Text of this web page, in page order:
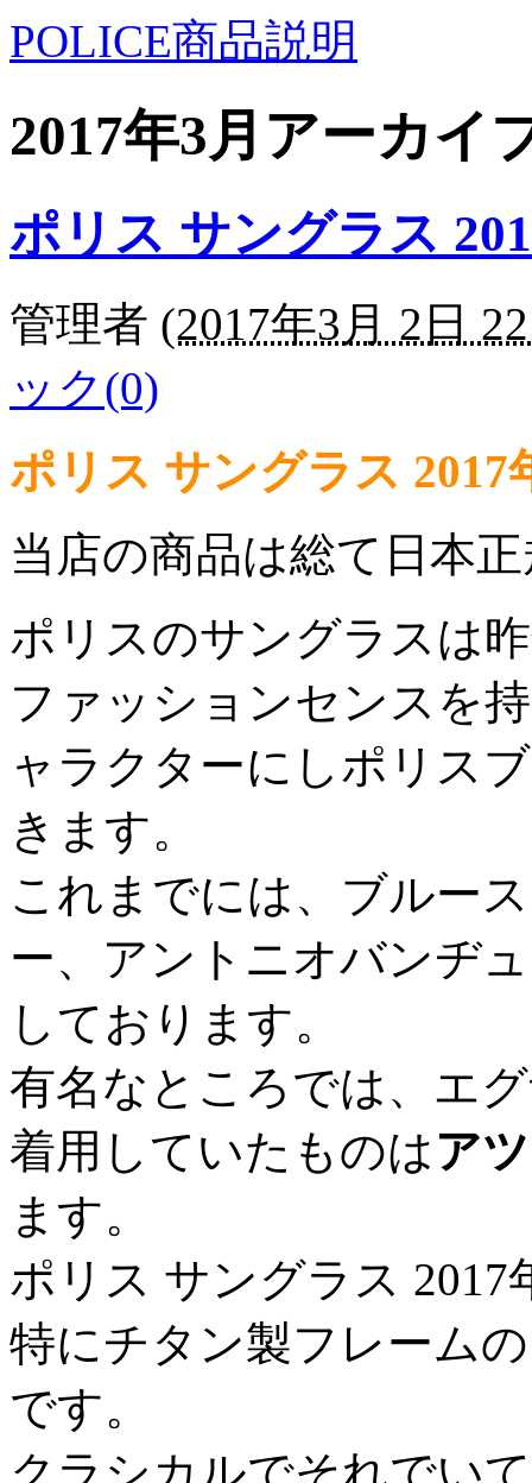
POLICE商品説明
2017年3月アーカイ
ポリス サングラス
管理者 (2017年3月 2日
ック(0)
ポリス サングラス
当店の商品は総て日本
ポリスのサングラスは
ファッションセンスを
ャラクターにしポリス
きます。
これまでには、ブルー
ー、アントニオバンヂ
しております。
有名なところでは、エ
着用していたものはア
ます。
ポリス サングラス 2017
特にチタン製フレーム
です。
クラシカルでそれでい